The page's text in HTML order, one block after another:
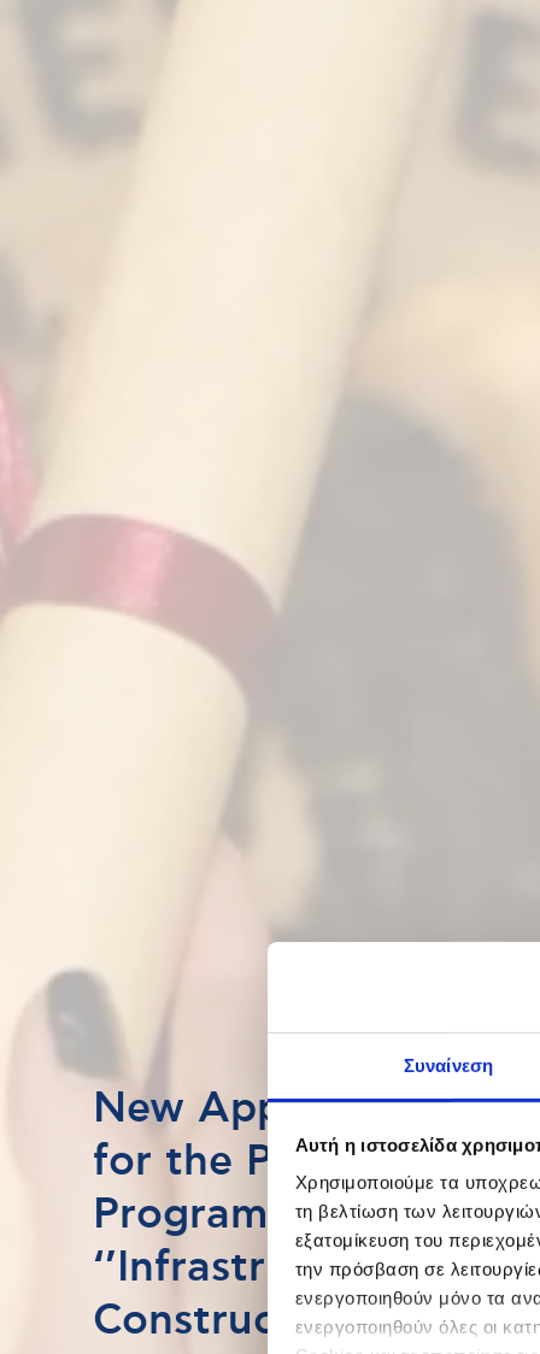
Συναίνεση
Αυτή η ιστοσελίδα
Χρησιμοποιούμε τα
τη βελτίωση των
εξατομίκευση του
την πρόσβαση σε
ενεργοποιηθούν μόνο τα
ενεργοποιηθούν όλες οι
New Application
for the Postgraduate
Program in
‘’Infrastructure and
Construction Project